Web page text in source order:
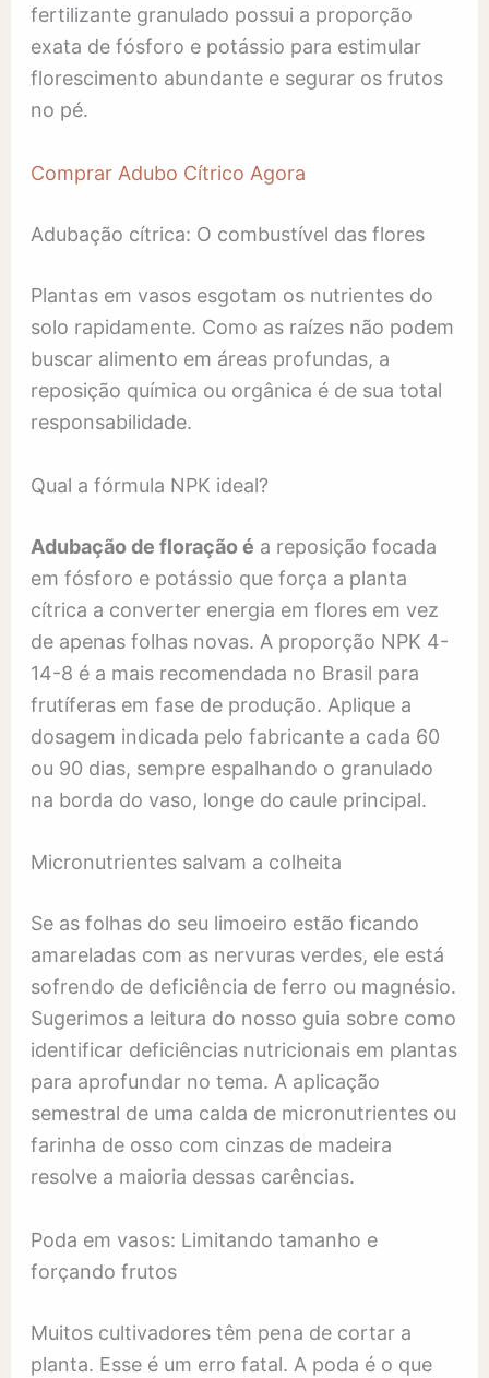
fertilizante granulado possui a proporção
exata de fósforo e potássio para estimular
florescimento abundante e segurar os frutos
no pé.
Comprar Adubo Cítrico Agora
Adubação cítrica: O combustível das flores
Plantas em vasos esgotam os nutrientes do
solo rapidamente. Como as raízes não podem
buscar alimento em áreas profundas, a
reposição química ou orgânica é de sua total
responsabilidade.
Qual a fórmula NPK ideal?
Adubação de floração é a reposição focada
em fósforo e potássio que força a planta
cítrica a converter energia em flores em vez
de apenas folhas novas. A proporção NPK 4-
14-8 é a mais recomendada no Brasil para
frutíferas em fase de produção. Aplique a
dosagem indicada pelo fabricante a cada 60
ou 90 dias, sempre espalhando o granulado
na borda do vaso, longe do caule principal.
Micronutrientes salvam a colheita
Se as folhas do seu limoeiro estão ficando
amareladas com as nervuras verdes, ele está
sofrendo de deficiência de ferro ou magnésio.
Sugerimos a leitura do nosso guia sobre como
identificar deficiências nutricionais em plantas
para aprofundar no tema. A aplicação
semestral de uma calda de micronutrientes ou
farinha de osso com cinzas de madeira
resolve a maioria dessas carências.
Poda em vasos: Limitando tamanho e
forçando frutos
Muitos cultivadores têm pena de cortar a
planta. Esse é um erro fatal. A poda é o que